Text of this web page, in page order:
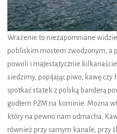
Wrażenie to niezapomniane
pobliskim mostem zwodzonym, a
powoli i majestatycznie
siedzimy, popijając piwo, kawę czy
spotkać statek z polską banderą
godłem PŻM na kominie. Można
który na pewno nam odmacha.
również przy samym kanale, przy